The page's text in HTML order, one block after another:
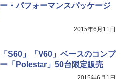
・パフォーマンスパッケージ
2015年6月11日
S60」「V60」ベースのコンプ
「Polestar」50台限定販売
2015年6月1日